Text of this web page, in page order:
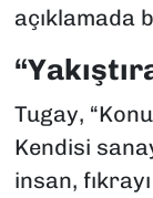
açıklamada
Tugay,
Kendisi
insan,